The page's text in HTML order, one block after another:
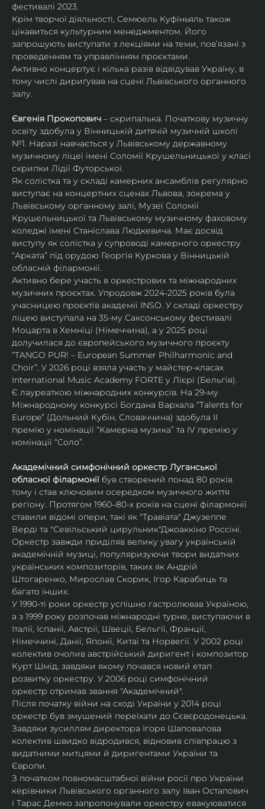
фестивалі 2023.
Крім творчої діяльності, Семюель Куфіньяль також
цікавиться культурним менеджментом. Його
запрошують виступати з лекціями на теми, пов’язані з
проведенням та управлінням проєктами.
Активно концертує і кілька разів відвідував Україну, в
тому числі дириґував на сцені Львівського органного
залу.
Євгенія Прокопович – скрипалька. Початкову музичну
освіту здобула у Вінницькій дитячій музичній школі
№1. Наразі навчається у Львівському державному
музичному ліцеї імені Соломії Крушельницької у класі
скрипки Лідії Футорської.
Як солістка та у складі камерних ансамблів регулярно
виступає на концертних сценах Львова, зокрема у
Львівському органному залі, Музеї Соломії
Крушельницької та Львівському музичному фаховому
коледжі імені Станіслава Людкевича. Має досвід
виступу як солістка у супроводі камерного оркестру
“Арката” під орудою Георгія Куркова у Вінницькій
обласній філармонії.
Активно бере участь в оркестрових та міжнародних
музичних проєктах. Упродовж 2024-2025 років була
учасницею проєктів академії INSO. У складі оркестру
ліцею виступала на 35-му Саксонському фестивалі
Моцарта в Хемніці (Німеччина), а у 2025 році
долучилася до європейського музичного проєкту
“TANGO PUR! – European Summer Philharmonic and
Choir”. У 2026 році взяла участь у майстер-класах
International Music Academy FORTE у Лієрі (Бельгія).
Є лауреаткою міжнародних конкурсів. На 29-му
Міжнародному конкурсі Богдана Вархала “Talents for
Europe” (Дольний Кубін, Словаччина) здобула ІІ
премію у номінації “Камерна музика” та IV премію у
номінації “Соло”.
Академічний симфонічний оркестр Луганської
обласної філармонії був створений понад 80 років
тому і став ключовим осередком музичного життя
регіону. Протягом 1960–80-х років на сцені філармонії
ставили відомі опери, такі як "Травіата" Джузеппе
Верді та "Севільський цирульник"Джоаккіно Россіні.
Оркестр завжди приділяв велику увагу українській
академічній музиці, популяризуючи твори видатних
українських композиторів, таких як Андрій
Штогаренко, Мирослав Скорик, Ігор Карабиць та
багато інших.
У 1990-ті роки оркестр успішно гастролював Україною,
а з 1999 року розпочав міжнародні турне, виступаючи в
Італії, Іспанії, Австрії, Швеції, Бельгії, Франції,
Німеччині, Данії, Японії, Китаї та Норвегії. У 2002 році
колектив очолив австрійський диригент і композитор
Курт Шмід, завдяки якому почався новий етап
розвитку оркестру. У 2006 році симфонічний
оркестр отримав звання "Академічний".
Після початку війни на сході України у 2014 році
оркестр був змушений переїхати до Сєвєродонецька.
Завдяки зусиллям директора Ігоря Шаповалова
колектив швидко відродився, відновив співпрацю з
видатними митцями й диригентами України та
Європи.
З початком повномасштабної війни росії про України
керівники Львівського органного залу Іван Остапович
і Тарас Демко запропонували оркестру евакуюватися